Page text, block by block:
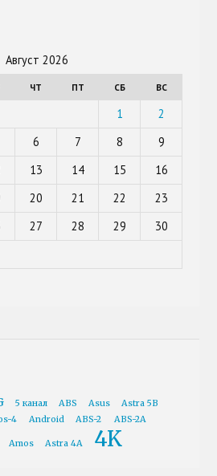
Август 2026
ЧТ ПТ СБ ВС
1
2
6 7 8
9
13 14 15
16
20 21 22
23
27 28 29
30
5 канал ABS Asus
Astra 5B
4 Android ABS-2 ABS-2A
Amos Astra 4A 4K